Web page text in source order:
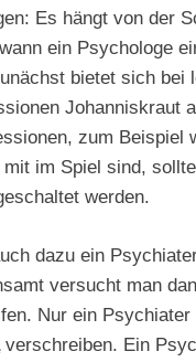
Es hängt von der
ein Psychologe
bietet sich bei
Johanniskraut
zum Beispiel
mit im Spiel sind,
werden.
dazu ein
versucht man
Nur ein Psychiater
verschreiben. Ein